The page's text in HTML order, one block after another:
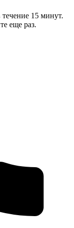
15 минут.
еще раз.